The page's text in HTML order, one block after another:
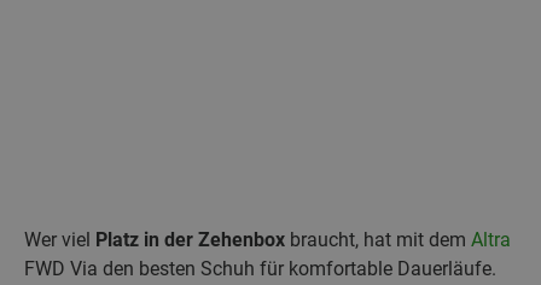
Wer viel Platz in der Zehenbox braucht, hat mit dem Altra
FWD Via den besten Schuh für komfortable Dauerläufe.